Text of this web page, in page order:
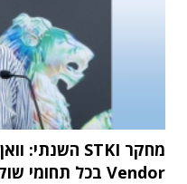
Vendor בכל תחומי שוק ה-IT